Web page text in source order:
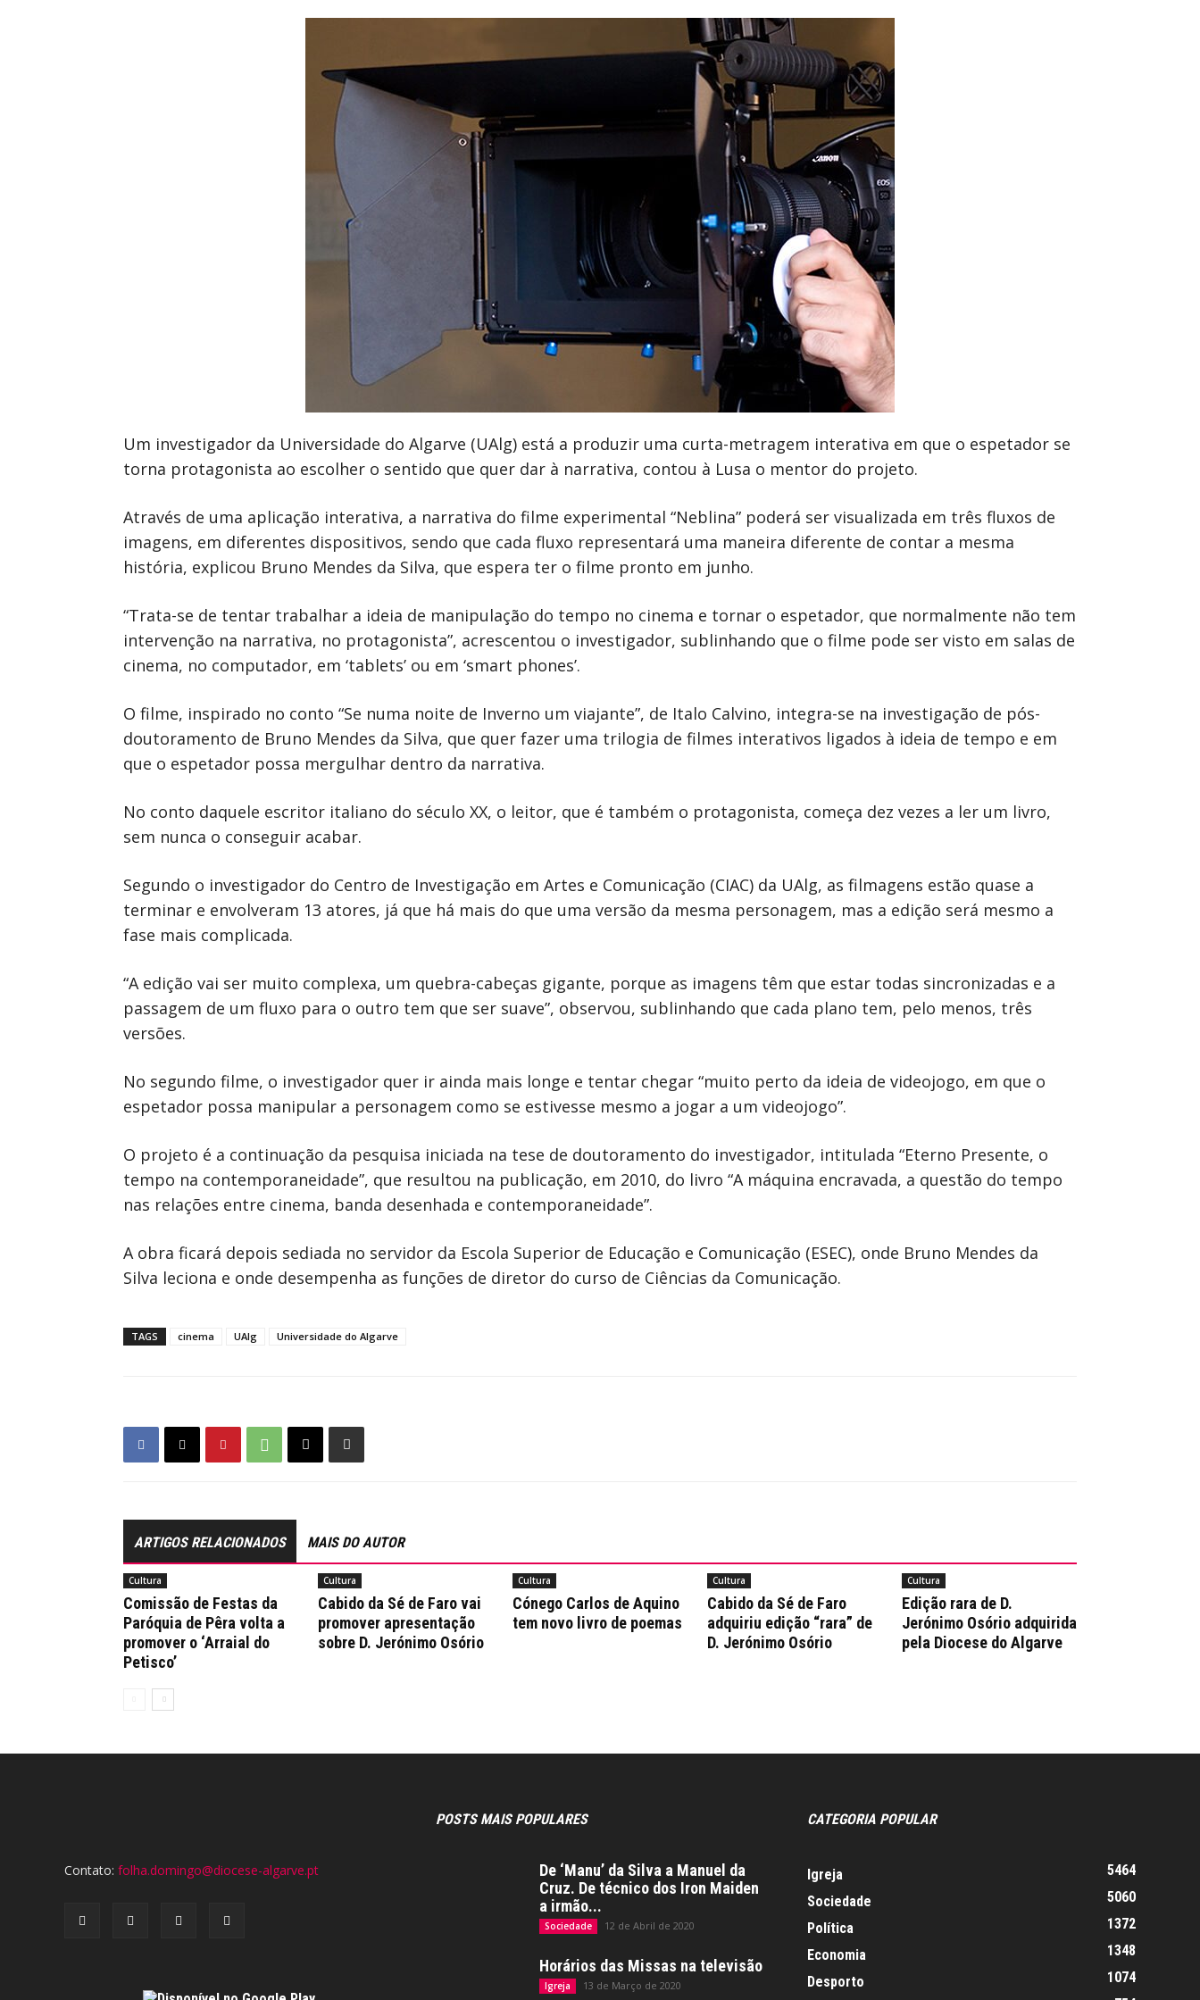
Um investigador da Universidade do Algarve (UAlg) está a produzir uma curta-metragem interativa em que o espetador se
torna protagonista ao escolher o sentido que quer dar à narrativa, contou à Lusa o mentor do projeto.
Através de uma aplicação interativa, a narrativa do filme experimental “Neblina” poderá ser visualizada em três fluxos de
imagens, em diferentes dispositivos, sendo que cada fluxo representará uma maneira diferente de contar a mesma
história, explicou Bruno Mendes da Silva, que espera ter o filme pronto em junho.
“Trata-se de tentar trabalhar a ideia de manipulação do tempo no cinema e tornar o espetador, que normalmente não tem
intervenção na narrativa, no protagonista”, acrescentou o investigador, sublinhando que o filme pode ser visto em salas de
cinema, no computador, em ‘tablets’ ou em ‘smart phones’.
O filme, inspirado no conto “Se numa noite de Inverno um viajante”, de Italo Calvino, integra-se na investigação de pós-
doutoramento de Bruno Mendes da Silva, que quer fazer uma trilogia de filmes interativos ligados à ideia de tempo e em
que o espetador possa mergulhar dentro da narrativa.
No conto daquele escritor italiano do século XX, o leitor, que é também o protagonista, começa dez vezes a ler um livro,
sem nunca o conseguir acabar.
Segundo o investigador do Centro de Investigação em Artes e Comunicação (CIAC) da UAlg, as filmagens estão quase a
terminar e envolveram 13 atores, já que há mais do que uma versão da mesma personagem, mas a edição será mesmo a
fase mais complicada.
“A edição vai ser muito complexa, um quebra-cabeças gigante, porque as imagens têm que estar todas sincronizadas e a
passagem de um fluxo para o outro tem que ser suave”, observou, sublinhando que cada plano tem, pelo menos, três
versões.
No segundo filme, o investigador quer ir ainda mais longe e tentar chegar “muito perto da ideia de videojogo, em que o
espetador possa manipular a personagem como se estivesse mesmo a jogar a um videojogo”.
O projeto é a continuação da pesquisa iniciada na tese de doutoramento do investigador, intitulada “Eterno Presente, o
tempo na contemporaneidade”, que resultou na publicação, em 2010, do livro “A máquina encravada, a questão do tempo
nas relações entre cinema, banda desenhada e contemporaneidade”.
A obra ficará depois sediada no servidor da Escola Superior de Educação e Comunicação (ESEC), onde Bruno Mendes da
Silva leciona e onde desempenha as funções de diretor do curso de Ciências da Comunicação.
TAGS cinema UAlg Universidade do Algarve
ARTIGOS RELACIONADOS MAIS DO AUTOR
Cultura
Comissão de Festas da
Paróquia de Pêra volta a
promover o ‘Arraial do
Petisco’
Cultura
Cabido da Sé de Faro vai
promover apresentação
sobre D. Jerónimo Osório
Cultura
Cónego Carlos de Aquino
tem novo livro de poemas
Cultura
Cabido da Sé de Faro
adquiriu edição “rara” de
D. Jerónimo Osório
Cultura
Edição rara de D.
Jerónimo Osório adquirida
pela Diocese do Algarve
Contato: folha.domingo@diocese-algarve.pt
POSTS MAIS POPULARES
De ‘Manu’ da Silva a Manuel da
Cruz. De técnico dos Iron Maiden
a irmão...
Sociedade 12 de Abril de 2020
Horários das Missas na televisão
Igreja 13 de Março de 2020
CATEGORIA POPULAR
Igreja
5464
Sociedade
5060
Política
1372
Economia
1348
Desporto
1074